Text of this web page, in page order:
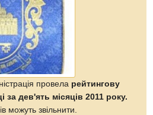
провела рейтингову
за дев'ять місяців 2011 року.
можуть звільнити.